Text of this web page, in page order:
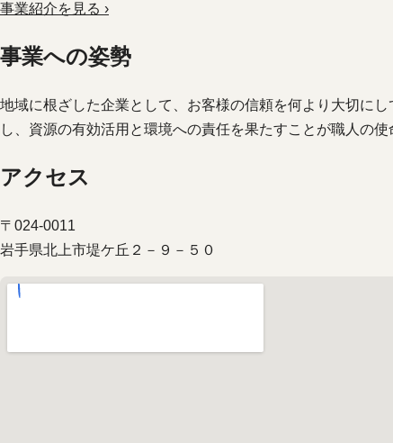
事業紹介を見る ›
事業への姿勢
地域に根ざした企業として、お客様の信頼を何より大切に
し、資源の有効活用と環境への責任を果たすことが職人の使
アクセス
〒024-0011
岩手県北上市堤ケ丘２－９－５０